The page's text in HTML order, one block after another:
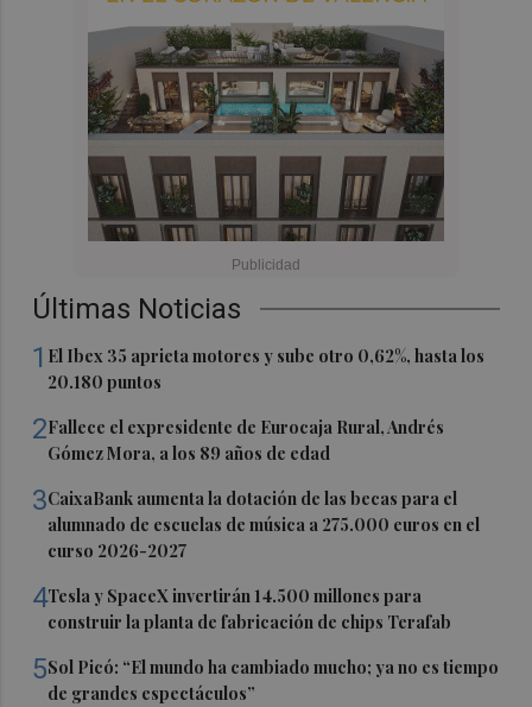
Últimas Noticias
1 El Ibex 35 aprieta motores y sube otro 0,62%, hasta los
20.180 puntos
2Fallece el expresidente de Eurocaja Rural, Andrés
Gómez Mora, a los 89 años de edad
3CaixaBank aumenta la dotación de las becas para el
alumnado de escuelas de música a 275.000 euros en el
curso 2026-2027
4Tesla y SpaceX invertirán 14.500 millones para
construir la planta de fabricación de chips Terafab
5Sol Picó: “El mundo ha cambiado mucho; ya no es tiempo
de grandes espectáculos”